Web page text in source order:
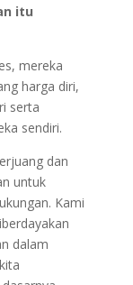
itu
mereka
harga diri,
serta
sendiri.
dan
untuk
Kami
dalam